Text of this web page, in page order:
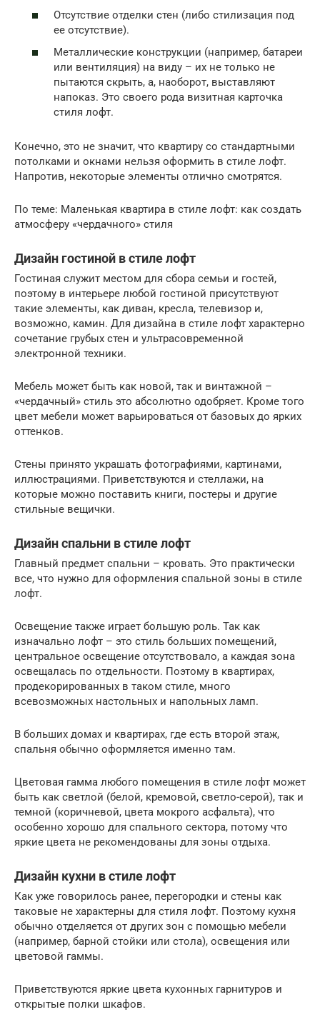
Отсутствие отделки стен (либо стилизация под
ее отсутствие).
Металлические конструкции (например, батареи
или вентиляция) на виду – их не только не
пытаются скрыть, а, наоборот, выставляют
напоказ. Это своего рода визитная карточка
стиля лофт.
Конечно, это не значит, что квартиру со стандартными
потолками и окнами нельзя оформить в стиле лофт.
Напротив, некоторые элементы отлично смотрятся.
По теме: Маленькая квартира в стиле лофт: как создать
атмосферу «чердачного» стиля
Дизайн гостиной в стиле лофт
Гостиная служит местом для сбора семьи и гостей,
поэтому в интерьере любой гостиной присутствуют
такие элементы, как диван, кресла, телевизор и,
возможно, камин. Для дизайна в стиле лофт характерно
сочетание грубых стен и ультрасовременной
электронной техники.
Мебель может быть как новой, так и винтажной –
«чердачный» стиль это абсолютно одобряет. Кроме того
цвет мебели может варьироваться от базовых до ярких
оттенков.
Стены принято украшать фотографиями, картинами,
иллюстрациями. Приветствуются и стеллажи, на
которые можно поставить книги, постеры и другие
стильные вещички.
Дизайн спальни в стиле лофт
Главный предмет спальни – кровать. Это практически
все, что нужно для оформления спальной зоны в стиле
лофт.
Освещение также играет большую роль. Так как
изначально лофт – это стиль больших помещений,
центральное освещение отсутствовало, а каждая зона
освещалась по отдельности. Поэтому в квартирах,
продекорированных в таком стиле, много
всевозможных настольных и напольных ламп.
В больших домах и квартирах, где есть второй этаж,
спальня обычно оформляется именно там.
Цветовая гамма любого помещения в стиле лофт может
быть как светлой (белой, кремовой, светло-серой), так и
темной (коричневой, цвета мокрого асфальта), что
особенно хорошо для спального сектора, потому что
яркие цвета не рекомендованы для зоны отдыха.
Дизайн кухни в стиле лофт
Как уже говорилось ранее, перегородки и стены как
таковые не характерны для стиля лофт. Поэтому кухня
обычно отделяется от других зон с помощью мебели
(например, барной стойки или стола), освещения или
цветовой гаммы.
Приветствуются яркие цвета кухонных гарнитуров и
открытые полки шкафов.